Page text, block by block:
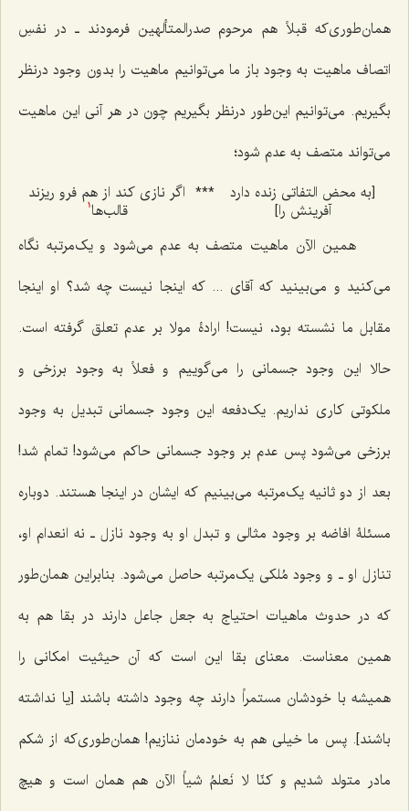
همان‌طوری‌که قبلاً هم مرحوم صدرالمتألهین فرمودند ـ در نفسِ
اتصاف ماهیت به ‌وجود باز ما می‌توانیم ماهیت را بدون وجود درنظر
بگیریم. می‌توانیم این‌طور درنظر بگیریم چون در هر آنی این ماهیت
می‌تواند متصف به عدم شود؛
[به محض التفاتی زنده دارد
آفرینش را]
*** اگر نازی کند از هم فرو ریزند
قالب‌ها1
همین الآن ماهیت متصف به عدم می‌شود و یک‌مرتبه نگاه
می‌کنید و می‌بینید که آقای ... که اینجا نیست چه شد؟ او اینجا
مقابل ما نشسته بود، نیست! ارادۀ مولا بر عدم تعلق گرفته است.
حالا این وجود جسمانی را می‌گوییم و فعلاً به وجود برزخی و
ملکوتی کاری نداریم. یک‌دفعه این وجود جسمانی تبدیل به وجود
برزخی می‌شود پس عدم بر وجود جسمانی حاکم می‌شود! تمام شد!
بعد از دو ثانیه یک‌مرتبه می‌بینیم که ایشان در اینجا هستند. دوباره
مسئلۀ افاضه بر وجود مثالی و تبدل او به وجود نازل ـ نه انعدام او،
تنازل او ـ و وجود مُلکی یک‌مرتبه حاصل می‌شود. بنابراین همان‌طور
که در حدوث ماهیات احتیاج به جعل جاعل دارند در بقا هم به
همین معناست. معنای بقا این است که آن حیثیت امکانی را
همیشه با خودشان مستمراً دارند چه وجود داشته باشند [یا نداشته
باشند]. پس ما خیلی هم به خودمان ننازیم! همان‌طوری‌که از شکم
مادر متولد شدیم و کنّا لا نَعلمُ شیاً الآن هم همان است و هیچ